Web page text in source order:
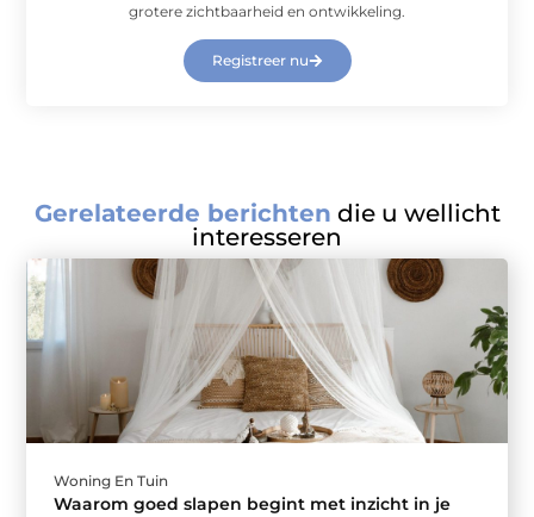
grotere zichtbaarheid en ontwikkeling.
Registreer nu
Gerelateerde berichten die u wellicht
interesseren
Woning En Tuin
Waarom goed slapen begint met inzicht in je